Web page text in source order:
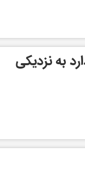
به نزدیکی